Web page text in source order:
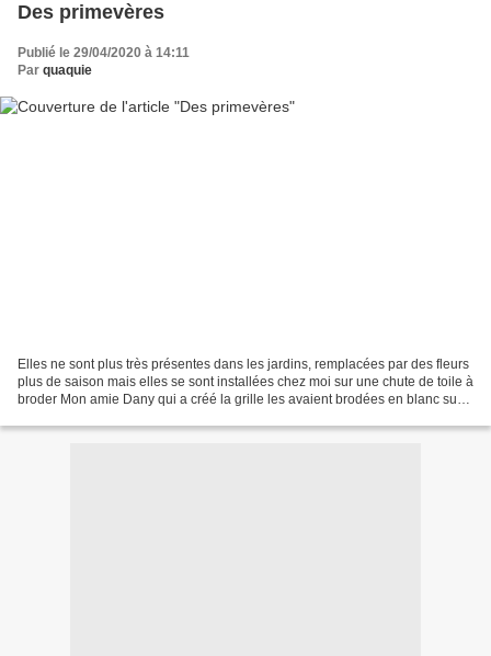
Des primevères
Publié le 29/04/2020 à 14:11
Par quaquie
Elles ne sont plus très présentes dans les jardins, remplacées par des fleurs
plus de saison mais elles se sont installées chez moi sur une chute de toile à
broder Mon amie Dany qui a créé la grille les avaient brodées en blanc sur